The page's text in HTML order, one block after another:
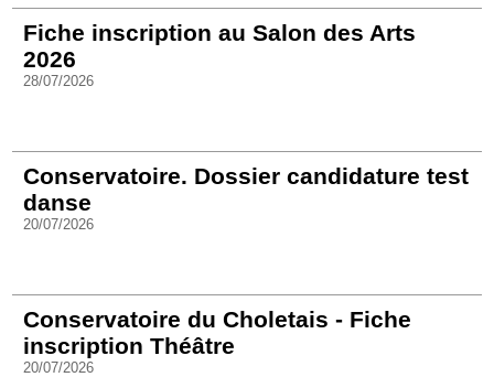
Fiche inscription au Salon des Arts
2026
28/07/2026
Conservatoire. Dossier candidature test
danse
20/07/2026
Conservatoire du Choletais - Fiche
inscription Théâtre
20/07/2026